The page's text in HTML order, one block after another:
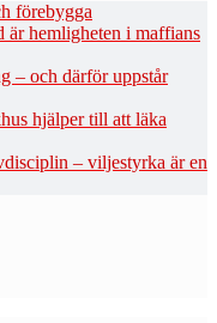
förebygga
är hemligheten i maffians
– och därför uppstår
hjälper till att läka
– viljestyrka är en